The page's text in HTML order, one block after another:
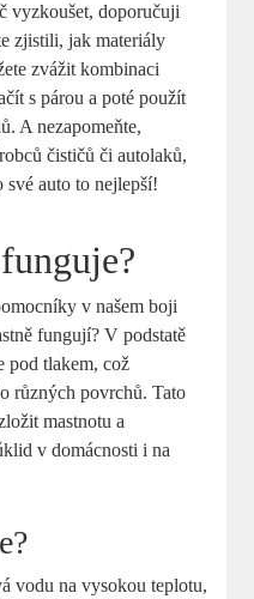
vyzkoušet, doporučuji
zjistili, jak materiály
zvážit kombinaci
s párou a poté použít
A nezapomeňte,
čističů či autolaků,
své auto to nejlepší!
v našem boji
fungují? V podstatě
pod tlakem, což
různých povrchů. Tato
mastnotu a
v domácnosti i na
vodu na vysokou teplotu,